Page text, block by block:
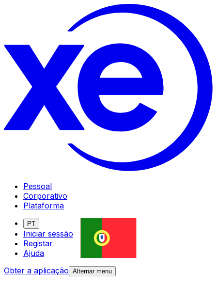
Pessoal
Corporativo
Plataforma
PT
Iniciar sessão
Registar
Ajuda
Obter a aplicação Alternar menu